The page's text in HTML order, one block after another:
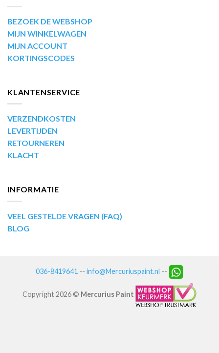
BEZOEK DE WEBSHOP
MIJN WINKELWAGEN
MIJN ACCOUNT
KORTINGSCODES
KLANTENSERVICE
VERZENDKOSTEN
LEVERTIJDEN
RETOURNEREN
KLACHT
INFORMATIE
VEEL GESTELDE VRAGEN (FAQ)
BLOG
036-8419641 -- info@Mercuriuspaint.nl --
Copyright 2026 © Mercurius Paint